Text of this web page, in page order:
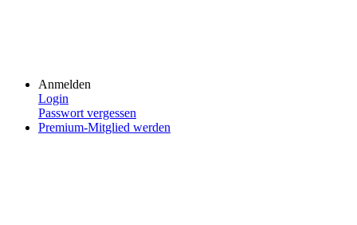
Anmelden
Login
Passwort vergessen
Premium-Mitglied werden